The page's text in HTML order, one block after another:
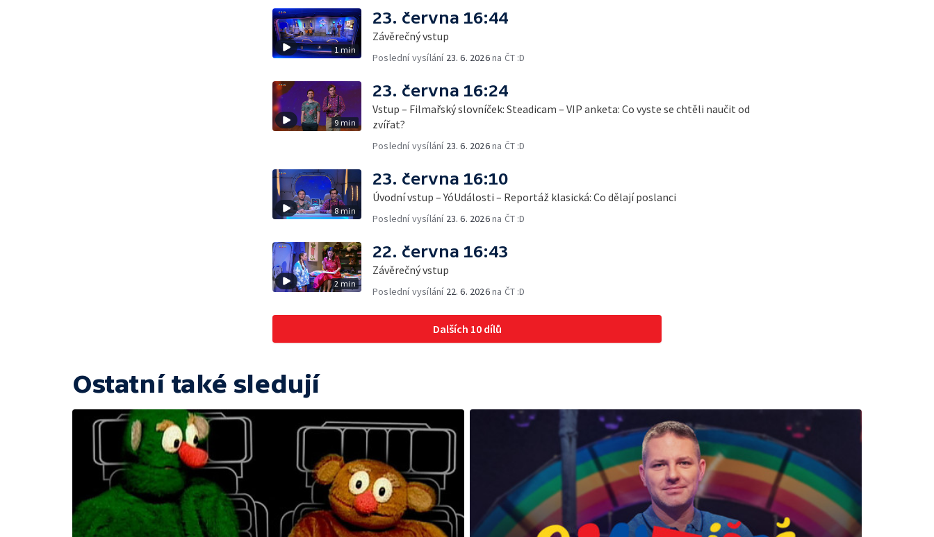
1 min
23. června 16:44
Závěrečný vstup
Poslední vysílání 23. 6. 2026na ČT :D
9 min
23. června 16:24
Vstup – Filmařský slovníček: Steadicam – VIP anketa: Co vyste se chtěli naučit od
zvířat?
Poslední vysílání 23. 6. 2026na ČT :D
8 min
23. června 16:10
Úvodní vstup – YóUdálosti – Reportáž klasická: Co dělají poslanci
Poslední vysílání 23. 6. 2026na ČT :D
2 min
22. června 16:43
Závěrečný vstup
Poslední vysílání 22. 6. 2026na ČT :D
Dalších 10 dílů
Ostatní také sledují